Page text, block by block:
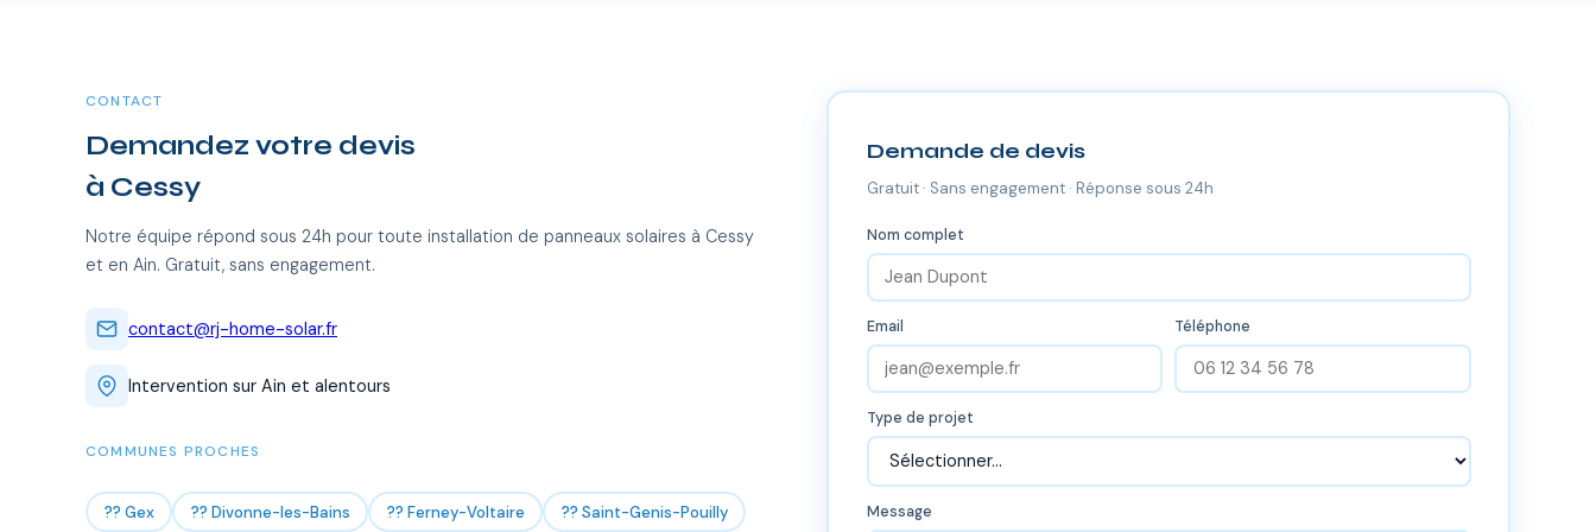
CONTACT
Demandez votre devis
à Cessy
Notre équipe répond sous 24h pour toute installation de panneaux solaires à Cessy
et en Ain. Gratuit, sans engagement.
contact@rj-home-solar.fr
Intervention sur Ain et alentours
COMMUNES PROCHES
?? Gex ?? Divonne-les-Bains ?? Ferney-Voltaire ?? Saint-Genis-Pouilly
Demande de devis
Gratuit · Sans engagement · Réponse sous 24h
Nom complet
Email Téléphone
Type de projet
Message